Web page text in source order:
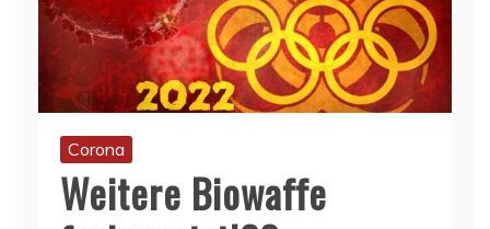
Corona
Weitere Biowaffe